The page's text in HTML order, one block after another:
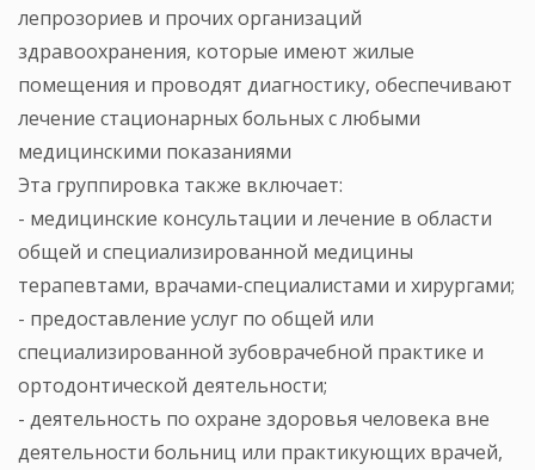
лепрозориев и прочих организаций
здравоохранения, которые имеют жилые
помещения и проводят диагностику, обеспечивают
лечение стационарных больных с любыми
медицинскими показаниями
Эта группировка также включает:
- медицинские консультации и лечение в области
общей и специализированной медицины
терапевтами, врачами-специалистами и хирургами;
- предоставление услуг по общей или
специализированной зубоврачебной практике и
ортодонтической деятельности;
- деятельность по охране здоровья человека вне
деятельности больниц или практикующих врачей,